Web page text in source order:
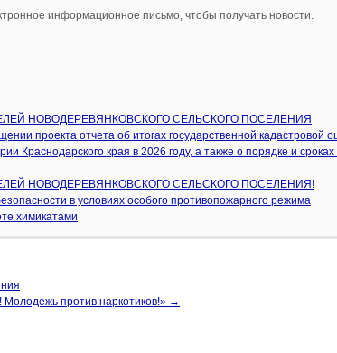
информационное письмо, чтобы получать новости.
НОВОДЕРЕВЯНКОВСКОГО СЕЛЬСКОГО ПОСЕЛЕНИЯ
проекта отчета об итогах государственной кадастровой
Краснодарского края в 2026 году, а также о порядке и
НОВОДЕРЕВЯНКОВСКОГО СЕЛЬСКОГО ПОСЕЛЕНИЯ!
в условиях особого противопожарного режима
химикатами
против наркотиков!» →